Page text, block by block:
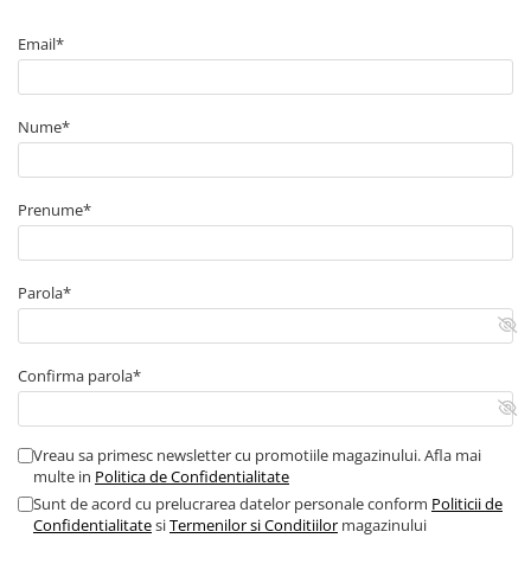
Amortizor
Ambreiaj
► Accesorii auto
■ Huse scaune auto
■ Covorase/presuri auto
■ Accesorii auto exterior
■ Electrice auto
■ Siguranta auto
Email*
Nume*
Prenume*
Parola*
Confirma parola*
Vreau sa primesc newsletter cu promotiile magazinului. Afla mai
multe in Politica de Confidentialitate
Sunt de acord cu prelucrarea datelor personale conform Politicii de
ConfidentialitatesiTermenilor si Conditiilor magazinului